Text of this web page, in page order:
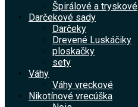
Špirálové a tryskové
Darčekové sady
Darčeky
Drevené Luskáčiky
ploskačky
sety
Váhy
Váhy vreckové
Nikotínové vrecúška